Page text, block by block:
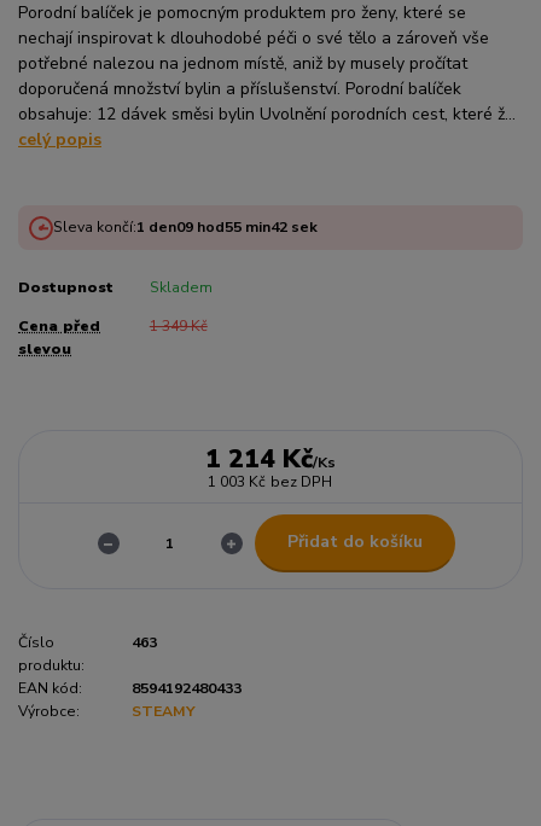
Porodní balíček je pomocným produktem pro ženy, které se
nechají inspirovat k dlouhodobé péči o své tělo a zároveň vše
potřebné nalezou na jednom místě, aniž by musely pročítat
doporučená množství bylin a příslušenství. Porodní balíček
obsahuje: 12 dávek směsi bylin Uvolnění porodních cest, které ž...
celý popis
Sleva končí:1 den09hod55min42sek
Dostupnost Skladem
Cena před
slevou
1 349 Kč
1 214 Kč/Ks
1 003 Kč bez DPH
Přidat do košíku
Číslo
produktu:
463
EAN kód:
8594192480433
Výrobce:
STEAMY